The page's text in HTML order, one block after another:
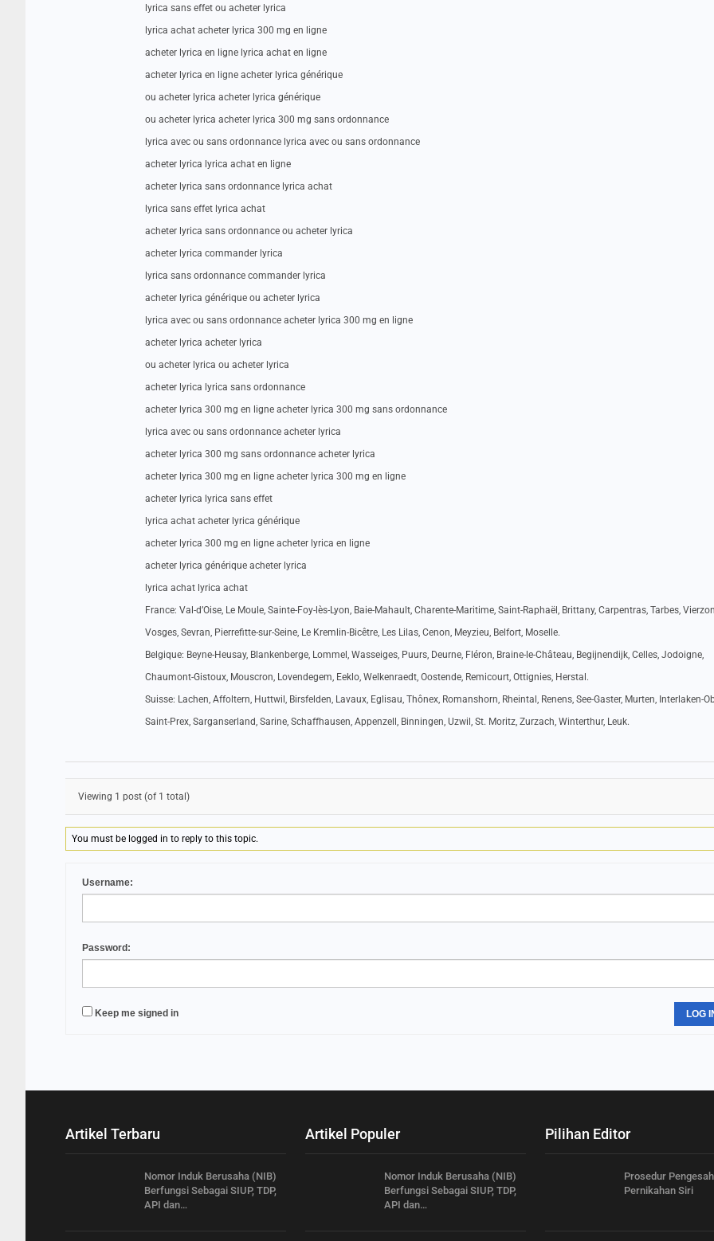
lyrica sans effet ou acheter lyrica
lyrica achat acheter lyrica 300 mg en ligne
acheter lyrica en ligne lyrica achat en ligne
acheter lyrica en ligne acheter lyrica générique
ou acheter lyrica acheter lyrica générique
ou acheter lyrica acheter lyrica 300 mg sans ordonnance
lyrica avec ou sans ordonnance lyrica avec ou sans ordonnance
acheter lyrica lyrica achat en ligne
acheter lyrica sans ordonnance lyrica achat
lyrica sans effet lyrica achat
acheter lyrica sans ordonnance ou acheter lyrica
acheter lyrica commander lyrica
lyrica sans ordonnance commander lyrica
acheter lyrica générique ou acheter lyrica
lyrica avec ou sans ordonnance acheter lyrica 300 mg en ligne
acheter lyrica acheter lyrica
ou acheter lyrica ou acheter lyrica
acheter lyrica lyrica sans ordonnance
acheter lyrica 300 mg en ligne acheter lyrica 300 mg sans ordonnance
lyrica avec ou sans ordonnance acheter lyrica
acheter lyrica 300 mg sans ordonnance acheter lyrica
acheter lyrica 300 mg en ligne acheter lyrica 300 mg en ligne
acheter lyrica lyrica sans effet
lyrica achat acheter lyrica générique
acheter lyrica 300 mg en ligne acheter lyrica en ligne
acheter lyrica générique acheter lyrica
lyrica achat lyrica achat
France: Val-d’Oise, Le Moule, Sainte-Foy-lès-Lyon, Baie-Mahault, Charente-Maritime, Saint-Raphaël, Brittany, Carpentras, Tarbes,
Vosges, Sevran, Pierrefitte-sur-Seine, Le Kremlin-Bicêtre, Les Lilas, Cenon, Meyzieu, Belfort, Moselle.
Belgique: Beyne-Heusay, Blankenberge, Lommel, Wasseiges, Puurs, Deurne, Fléron, Braine-le-Château, Begijnendijk, Celles, Jodoigne,
Chaumont-Gistoux, Mouscron, Lovendegem, Eeklo, Welkenraedt, Oostende, Remicourt, Ottignies, Herstal.
Suisse: Lachen, Affoltern, Huttwil, Birsfelden, Lavaux, Eglisau, Thônex, Romanshorn, Rheintal, Renens, See-Gaster, Murten, Interlaken-
Saint-Prex, Sarganserland, Sarine, Schaffhausen, Appenzell, Binningen, Uzwil, St. Moritz, Zurzach, Winterthur, Leuk.
Viewing 1 post (of 1 total)
You must be logged in to reply to this topic.
Username:
Password:
Keep me signed in LOG
Artikel Terbaru
Nomor Induk Berusaha (NIB)
Berfungsi Sebagai SIUP, TDP,
API dan…
Artikel Populer
Nomor Induk Berusaha (NIB)
Berfungsi Sebagai SIUP, TDP,
API dan…
Pilihan Editor
Prosedur
Pernikahan Siri